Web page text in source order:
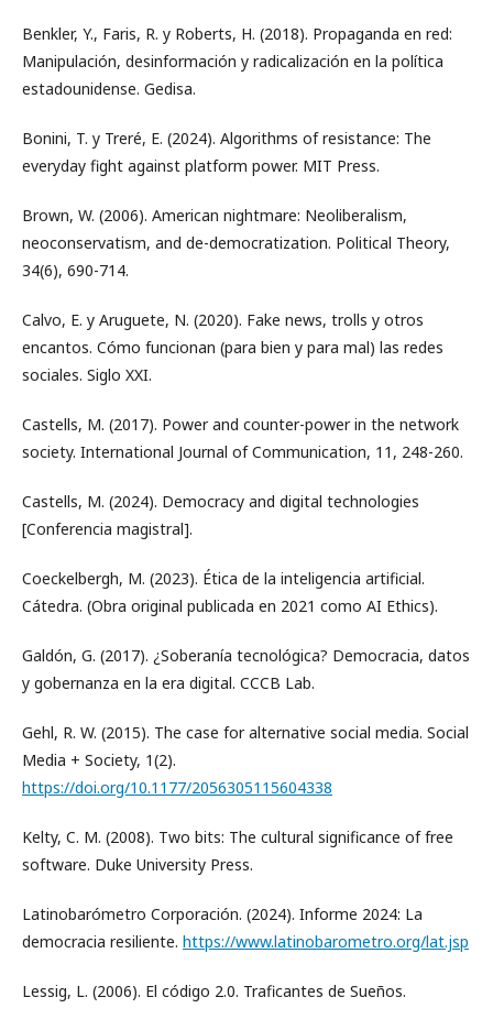
Benkler, Y., Faris, R. y Roberts, H. (2018). Propaganda en red:
Manipulación, desinformación y radicalización en la política
estadounidense. Gedisa.
Bonini, T. y Treré, E. (2024). Algorithms of resistance: The
everyday fight against platform power. MIT Press.
Brown, W. (2006). American nightmare: Neoliberalism,
neoconservatism, and de-democratization. Political Theory,
34(6), 690-714.
Calvo, E. y Aruguete, N. (2020). Fake news, trolls y otros
encantos. Cómo funcionan (para bien y para mal) las redes
sociales. Siglo XXI.
Castells, M. (2017). Power and counter-power in the network
society. International Journal of Communication, 11, 248-260.
Castells, M. (2024). Democracy and digital technologies
[Conferencia magistral].
Coeckelbergh, M. (2023). Ética de la inteligencia artificial.
Cátedra. (Obra original publicada en 2021 como AI Ethics).
Galdón, G. (2017). ¿Soberanía tecnológica? Democracia, datos
y gobernanza en la era digital. CCCB Lab.
Gehl, R. W. (2015). The case for alternative social media. Social
Media + Society, 1(2).
https://doi.org/10.1177/2056305115604338
Kelty, C. M. (2008). Two bits: The cultural significance of free
software. Duke University Press.
Latinobarómetro Corporación. (2024). Informe 2024: La
democracia resiliente. https://www.latinobarometro.org/lat.jsp
Lessig, L. (2006). El código 2.0. Traficantes de Sueños.